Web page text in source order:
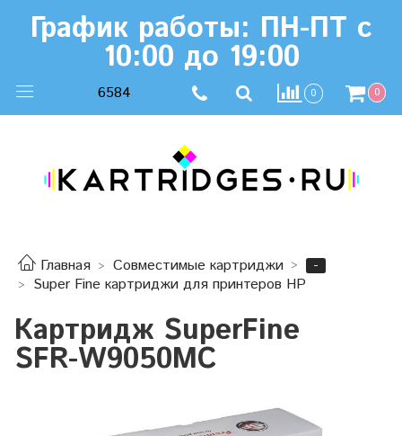
График работы: ПН-ПТ с
10:00 до 19:00
6584 0 0
Главная Совместимые картриджи
-
Super Fine картриджи для принтеров HP
Картридж SuperFine
SFR-W9050MC